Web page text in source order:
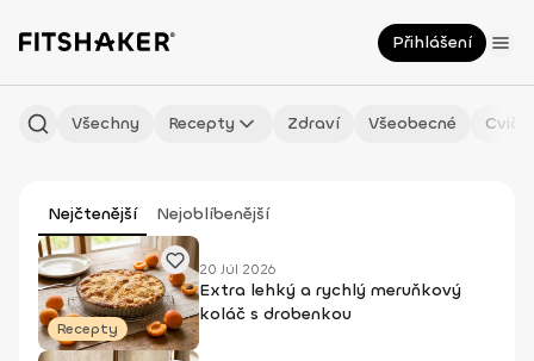
Přihlášení
Všechny Recepty Zdraví Všeobecné
Nejčtenější Nejoblíbenější
Recepty
20 Júl 2026
Extra lehký a rychlý meruňkový
koláč s drobenkou